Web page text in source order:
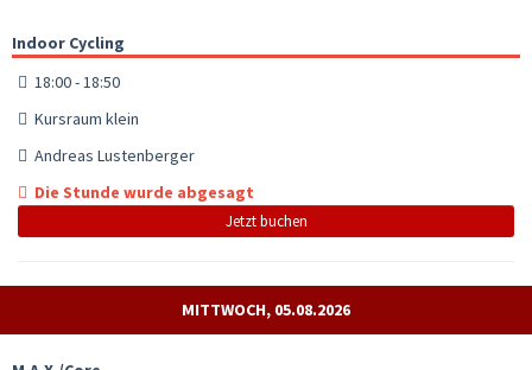
Indoor Cycling
18:00 - 18:50
Kursraum klein
Andreas Lustenberger
Die Stunde wurde abgesagt
Jetzt buchen
MITTWOCH, 05.08.2026